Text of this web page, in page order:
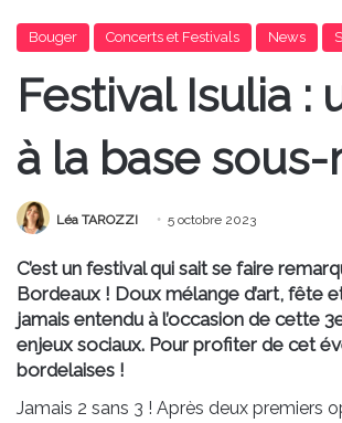
Bouger Concerts et Festivals News
Festival Isulia
à la base
Léa TAROZZI 5 octobre 2023
C’est un festival qui sait se faire
Bordeaux ! Doux mélange d’art, fête
jamais entendu à l’occasion de cette
enjeux sociaux. Pour profiter de cet
bordelaises !
Jamais 2 sans 3 ! Après deux premiers